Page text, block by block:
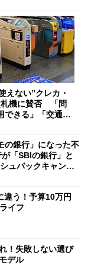
えない”クレカ・
札機に賛否 「問
できる」「交通系I
の銀行」になった不
「SBIの銀行」と
ュバックキャンペ
違う！予算10万円
イフ
！失敗しない選び
デル